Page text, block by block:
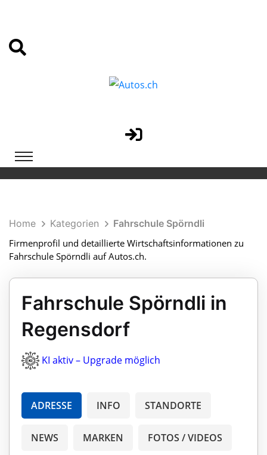
Home Kategorien
Fahrschule Spörndli
Firmenprofil und detaillierte Wirtschaftsinformationen zu
Fahrschule Spörndli auf Autos.ch.
Fahrschule Spörndli in
Regensdorf
KI aktiv – Upgrade möglich
ADRESSE INFO STANDORTE
NEWS MARKEN FOTOS / VIDEOS